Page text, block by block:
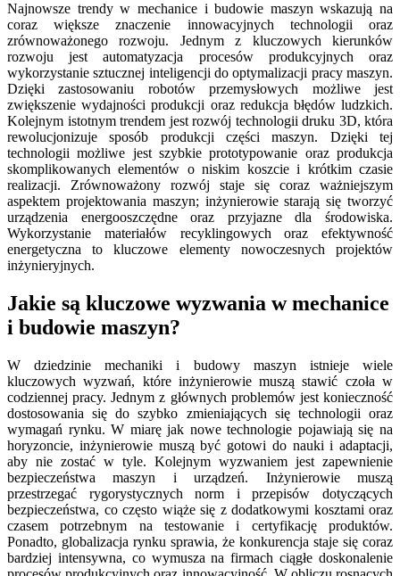
Najnowsze trendy w mechanice i budowie maszyn wskazują na
coraz większe znaczenie innowacyjnych technologii oraz
zrównoważonego rozwoju. Jednym z kluczowych kierunków
rozwoju jest automatyzacja procesów produkcyjnych oraz
wykorzystanie sztucznej inteligencji do optymalizacji pracy maszyn.
Dzięki zastosowaniu robotów przemysłowych możliwe jest
zwiększenie wydajności produkcji oraz redukcja błędów ludzkich.
Kolejnym istotnym trendem jest rozwój technologii druku 3D, która
rewolucjonizuje sposób produkcji części maszyn. Dzięki tej
technologii możliwe jest szybkie prototypowanie oraz produkcja
skomplikowanych elementów o niskim koszcie i krótkim czasie
realizacji. Zrównoważony rozwój staje się coraz ważniejszym
aspektem projektowania maszyn; inżynierowie starają się tworzyć
urządzenia energooszczędne oraz przyjazne dla środowiska.
Wykorzystanie materiałów recyklingowych oraz efektywność
energetyczna to kluczowe elementy nowoczesnych projektów
inżynieryjnych.
Jakie są kluczowe wyzwania w mechanice
i budowie maszyn?
W dziedzinie mechaniki i budowy maszyn istnieje wiele
kluczowych wyzwań, które inżynierowie muszą stawić czoła w
codziennej pracy. Jednym z głównych problemów jest konieczność
dostosowania się do szybko zmieniających się technologii oraz
wymagań rynku. W miarę jak nowe technologie pojawiają się na
horyzoncie, inżynierowie muszą być gotowi do nauki i adaptacji,
aby nie zostać w tyle. Kolejnym wyzwaniem jest zapewnienie
bezpieczeństwa maszyn i urządzeń. Inżynierowie muszą
przestrzegać rygorystycznych norm i przepisów dotyczących
bezpieczeństwa, co często wiąże się z dodatkowymi kosztami oraz
czasem potrzebnym na testowanie i certyfikację produktów.
Ponadto, globalizacja rynku sprawia, że konkurencja staje się coraz
bardziej intensywna, co wymusza na firmach ciągłe doskonalenie